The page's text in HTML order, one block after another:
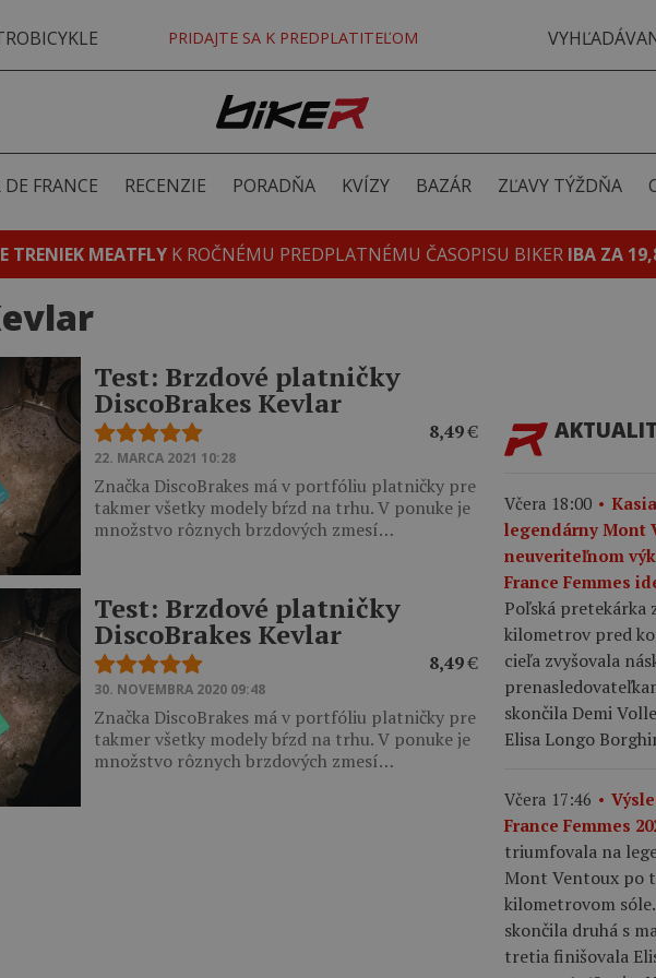
PRIDAJTE SA K PREDPLATITEĽOM
FRANCE RECENZIE PORADŇA KVÍZY BAZÁR ZĽAVY TÝŽDŇA
TRENIEK MEATFLY K ROČNÉMU PREDPLATNÉMU ČASOPISU BIKER IBA ZA
Test: Brzdové platničky
DiscoBrakes Kevlar
8,49€
22. MARCA 2021 10:28
Značka DiscoBrakes má v portfóliu platničky pre
takmer všetky modely bŕzd na trhu. V ponuke je
množstvo rôznych brzdových zmesí…
Test: Brzdové platničky
DiscoBrakes Kevlar
8,49€
30. NOVEMBRA 2020 09:48
Značka DiscoBrakes má v portfóliu platničky pre
takmer všetky modely bŕzd na trhu. V ponuke je
množstvo rôznych brzdových zmesí…
Včera 18:00
legendárny Mont
neuveriteľnom
France Femmes
Poľská pretekárka
kilometrov pred
cieľa zvyšovala
skončila Demi
Elisa Longo
Včera 17:46
France Femmes
triumfovala na
Mont Ventoux po
kilometrovom
skončila druhá s
tretia finišovala